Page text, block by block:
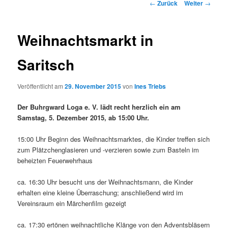
← Zurück Weiter →
Weihnachtsmarkt in
Saritsch
Veröffentlicht am29. November 2015vonInes Triebs
Der Buhrgward Loga e. V. lädt recht herzlich ein am
Samstag, 5. Dezember 2015, ab 15:00 Uhr.
15:00 Uhr Beginn des Weihnachtsmarktes, die Kinder treffen sich
zum Plätzchenglasieren und -verzieren sowie zum Basteln im
beheizten Feuerwehrhaus
ca. 16:30 Uhr besucht uns der Weihnachtsmann, die Kinder
erhalten eine kleine Überraschung; anschließend wird im
Vereinsraum ein Märchenfilm gezeigt
ca. 17:30 ertönen weihnachtliche Klänge von den Adventsbläsern